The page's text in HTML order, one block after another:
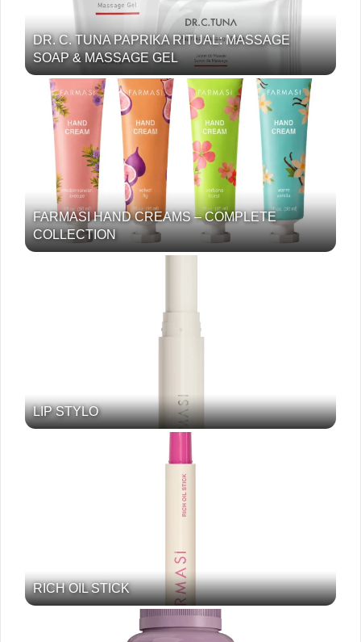
DR. C. TUNA PAPRIKA RITUAL: MASSAGE
SOAP & MASSAGE GEL
FARMASI HAND CREAMS – COMPLETE
COLLECTION
LIP STYLO
RICH OIL STICK